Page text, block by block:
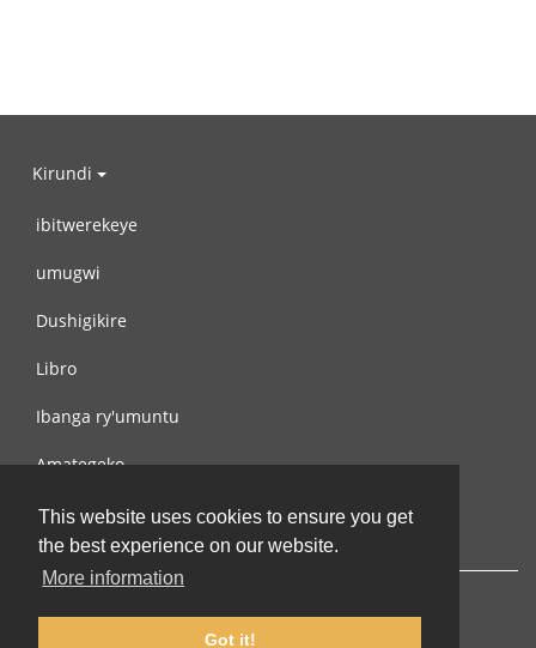
This website uses cookies to ensure you get
the best experience on our website.
More information
Got it!
Kirundi
ibitwerekeye
umugwi
Dushigikire
Libro
Ibanga ry'umuntu
Amategeko
Turondere